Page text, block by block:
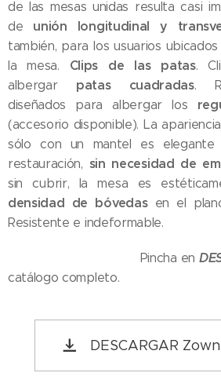
de las mesas unidas resulta casi
de unión longitudinal y
también, para los usuarios
la mesa. Clips de las patas.
albergar patas cuadradas.
diseñados para albergar los
(accesorio disponible). La
sólo con un mantel es
restauración, sin necesidad de
sin cubrir, la mesa es
densidad de bóvedasen el
Resistente e indeformable.
Pincha en
catálogo completo.
DESCARGAR